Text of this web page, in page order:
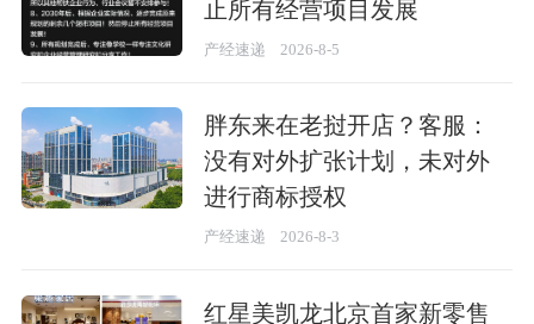
止所有经营项目发展
产经速递 2026-8-5
胖东来在老挝开店？客服：
没有对外扩张计划，未对外
进行商标授权
产经速递 2026-8-3
红星美凯龙北京首家新零售